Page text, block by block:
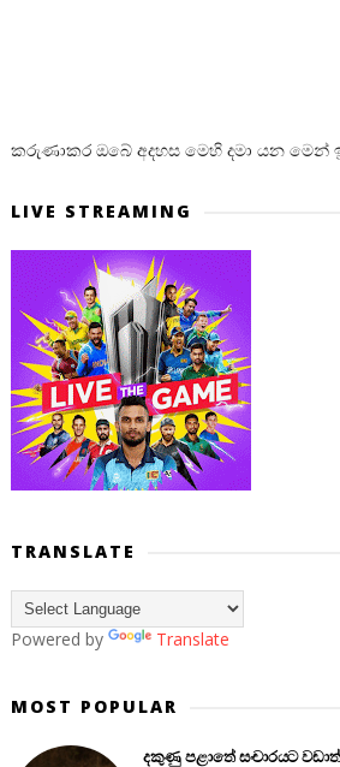
කරුණාකර ඔබේ අදහස මෙහි දමා යන මෙන්
LIVE STREAMING
TRANSLATE
Powered by Translate
MOST POPULAR
දකුණු පළාතේ සංචාරයට